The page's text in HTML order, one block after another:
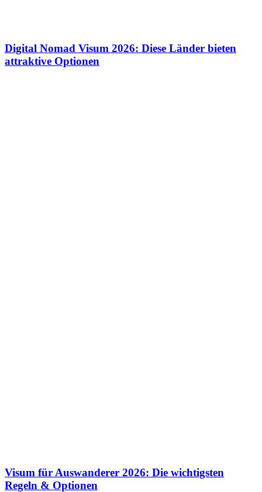
Digital Nomad Visum 2026: Diese Länder bieten
attraktive Optionen
Visum für Auswanderer 2026: Die wichtigsten
Regeln & Optionen